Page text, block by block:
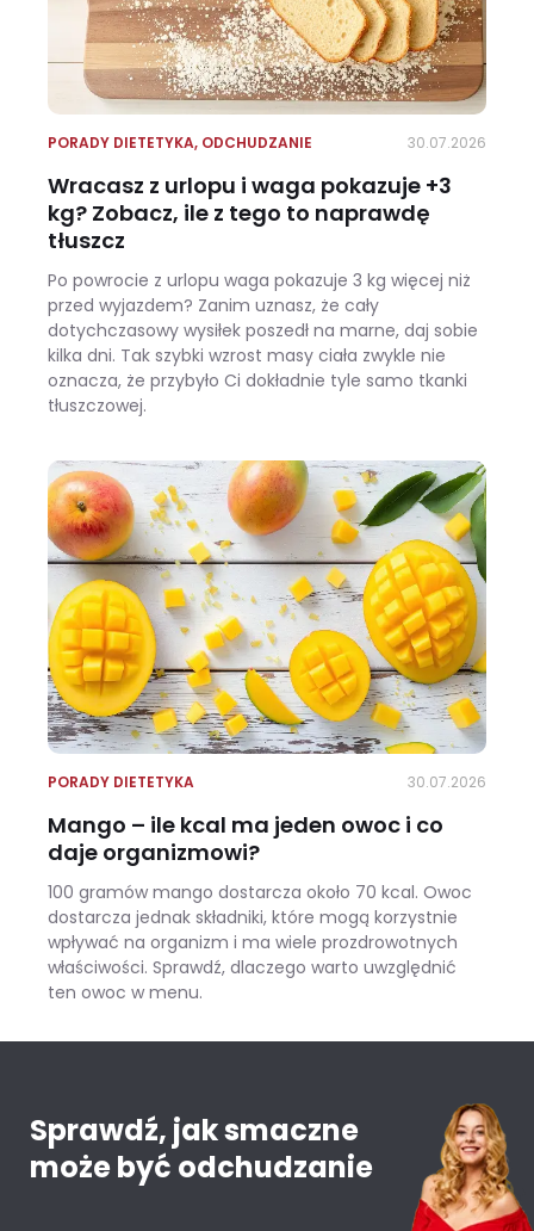
PORADY DIETETYKA, ODCHUDZANIE 30.07.2026
Wracasz z urlopu i waga pokazuje +3
kg? Zobacz, ile z tego to naprawdę
tłuszcz
Po powrocie z urlopu waga pokazuje 3 kg więcej niż
przed wyjazdem? Zanim uznasz, że cały
dotychczasowy wysiłek poszedł na marne, daj sobie
kilka dni. Tak szybki wzrost masy ciała zwykle nie
oznacza, że przybyło Ci dokładnie tyle samo tkanki
tłuszczowej.
PORADY DIETETYKA 30.07.2026
Mango – ile kcal ma jeden owoc i co
daje organizmowi?
100 gramów mango dostarcza około 70 kcal. Owoc
dostarcza jednak składniki, które mogą korzystnie
wpływać na organizm i ma wiele prozdrowotnych
właściwości. Sprawdź, dlaczego warto uwzględnić
ten owoc w menu.
Sprawdź, jak smaczne
może być odchudzanie